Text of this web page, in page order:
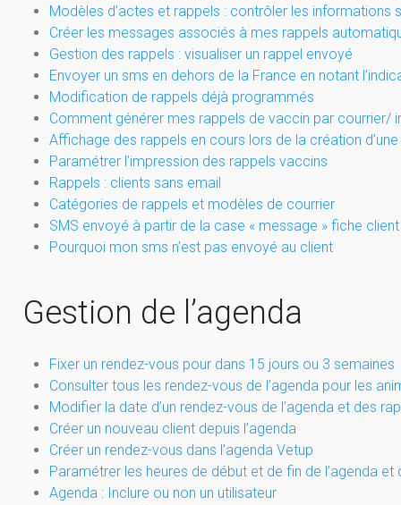
Modèles d’actes et rappels : contrôler les
Créer les messages associés à mes rappels
Gestion des rappels : visualiser un rappel envoyé
Envoyer un sms en dehors de la France en notant
Modification de rappels déjà programmés
Comment générer mes rappels de vaccin par courrier/
Affichage des rappels en cours lors de la création
Paramétrer l’impression des rappels vaccins
Rappels : clients sans email
Catégories de rappels et modèles de courrier
SMS envoyé à partir de la case « message » fiche client
Pourquoi mon sms n’est pas envoyé au client
Gestion de l’agenda
Fixer un rendez-vous pour dans 15 jours ou 3 semaines
Consulter tous les rendez-vous de l’agenda pour les
Modifier la date d’un rendez-vous de l’agenda et des
Créer un nouveau client depuis l’agenda
Créer un rendez-vous dans l’agenda Vetup
Paramétrer les heures de début et de fin de l’agenda et
Agenda : Inclure ou non un utilisateur